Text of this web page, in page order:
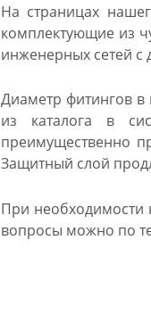
На страницах
комплектующие из
инженерных сетей с
Диаметр фитингов
из каталога в
преимущественно
Защитный слой
При необходимости
вопросы можно по